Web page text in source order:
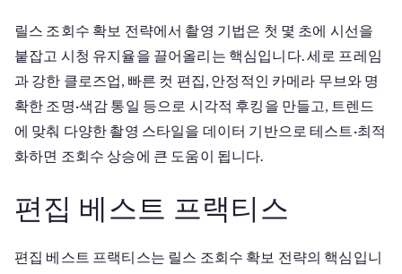
릴스 조회수 확보 전략에서 촬영 기법은 첫 몇 초에 시선을
붙잡고 시청 유지율을 끌어올리는 핵심입니다. 세로 프레임
과 강한 클로즈업, 빠른 컷 편집, 안정적인 카메라 무브와 명
확한 조명·색감 통일 등으로 시각적 후킹을 만들고, 트렌드
에 맞춰 다양한 촬영 스타일을 데이터 기반으로 테스트·최적
화하면 조회수 상승에 큰 도움이 됩니다.
편집 베스트 프랙티스
편집 베스트 프랙티스는 릴스 조회수 확보 전략의 핵심입니